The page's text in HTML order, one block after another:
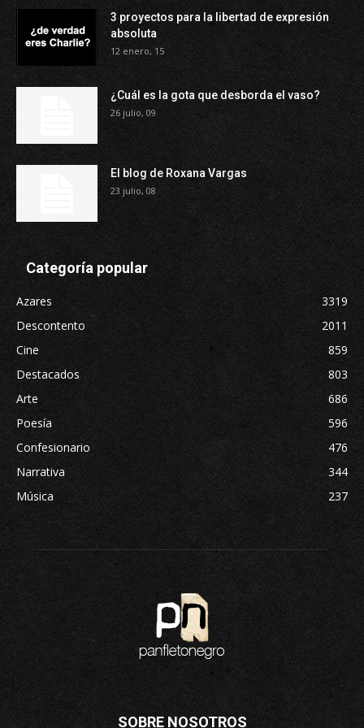
3 proyectos para la libertad de expresión
absoluta
12 enero, 15
¿Cuál es la gota que desborda el vaso?
26 julio, 09
El blog de Roxana Vargas
23 julio, 08
Categoría popular
Azares
3319
Descontento
2011
Cine
859
Destacados
803
Arte
686
Poesía
596
Confesionario
476
Narrativa
344
Música
237
SOBRE NOSOTROS